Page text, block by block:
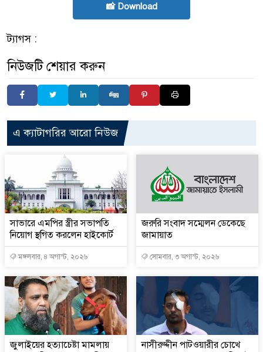
📸 Download
ট্যাগস :
নিউজটি শেয়ার করুন
এ ক্যাটাগরির আরো নিউজ
সাভারে এমপির স্ত্রীর সভাপতি
নিয়োগ স্থগিত করলেন হাইকোর্ট
মঙ্গলবার, ৪ অগাস্ট, ২০২৬
জরুরি সংবাদ সম্মেলন ডেকেছে
জামায়াত
সোমবার, ৩ অগাস্ট, ২০২৬
জুলাইয়ের হত্যাচেষ্টা মামলায়
নাসীরুদ্দীন পাটওয়ারীর চোখে